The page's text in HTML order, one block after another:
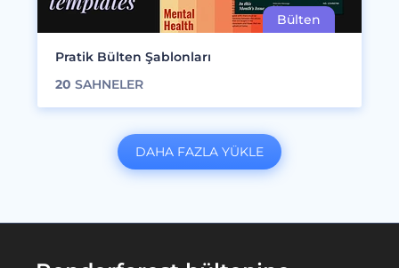
Pratik Bülten Şablonları
20 SAHNELER
DAHA FAZLA YÜKLE